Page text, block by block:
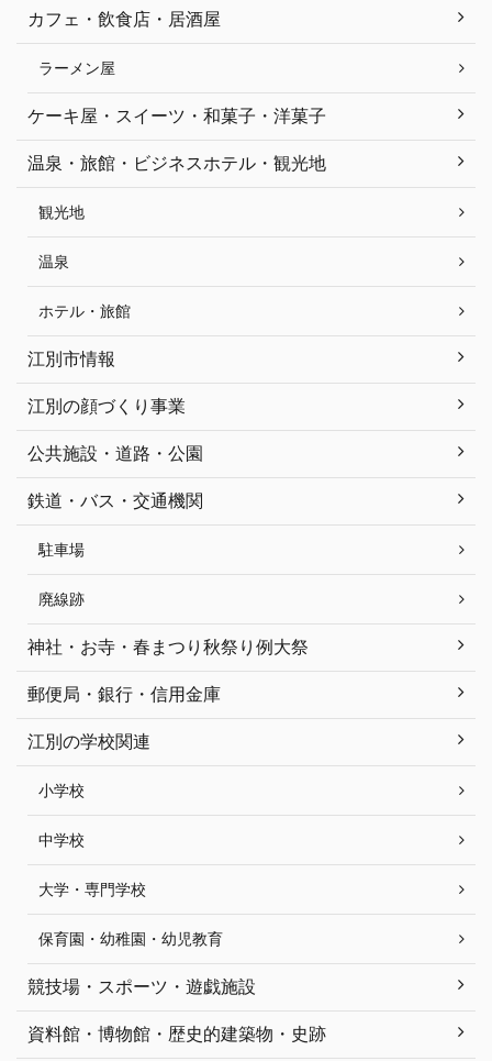
カフェ・飲食店・居酒屋
ラーメン屋
ケーキ屋・スイーツ・和菓子・洋菓子
温泉・旅館・ビジネスホテル・観光地
観光地
温泉
ホテル・旅館
江別市情報
江別の顔づくり事業
公共施設・道路・公園
鉄道・バス・交通機関
駐車場
廃線跡
神社・お寺・春まつり秋祭り例大祭
郵便局・銀行・信用金庫
江別の学校関連
小学校
中学校
大学・専門学校
保育園・幼稚園・幼児教育
競技場・スポーツ・遊戯施設
資料館・博物館・歴史的建築物・史跡